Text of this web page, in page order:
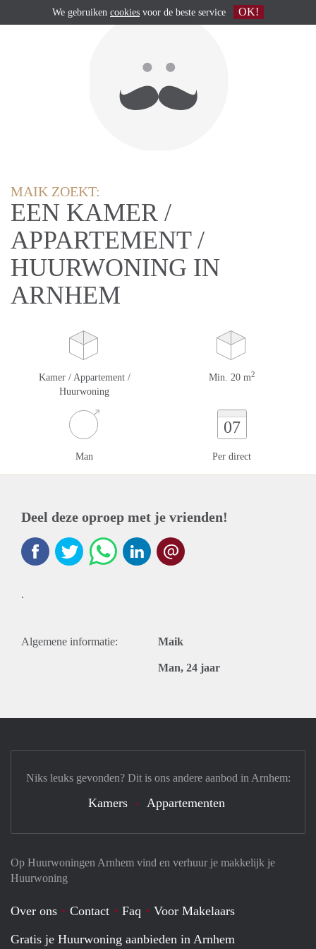
MAIK ZOEKT:
EEN KAMER /
APPARTEMENT /
HUURWONING IN
ARNHEM
Kamer / Appartement /
Huurwoning
Min. 20 m2
Man
07
Per direct
Deel deze oproep met je vrienden!
.
Algemene informatie: Maik
Man, 24 jaar
Op Huurwoningen Arnhem vind en verhuur je makkelijk je
Huurwoning
Over ons Contact Faq
Voor Makelaars
Gratis je Huurwoning aanbieden in Arnhem
Niks leuks gevonden? Dit is ons andere aanbod in Arnhem:
Kamers Appartementen
We gebruiken cookies voor de beste service OK!